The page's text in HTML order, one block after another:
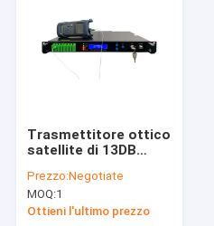
Trasmettitore ottico
satellite di 13DB
Prezzo:Negotiate
MOQ:1
Ottieni l'ultimo prezzo